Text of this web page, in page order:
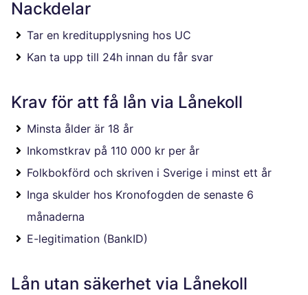
Nackdelar
Tar en kreditupplysning hos UC
Kan ta upp till 24h innan du får svar
Krav för att få lån via Lånekoll
Minsta ålder är 18 år
Inkomstkrav på 110 000 kr per år
Folkbokförd och skriven i Sverige i minst ett år
Inga skulder hos Kronofogden de senaste 6
månaderna
E-legitimation (BankID)
Lån utan säkerhet via Lånekoll